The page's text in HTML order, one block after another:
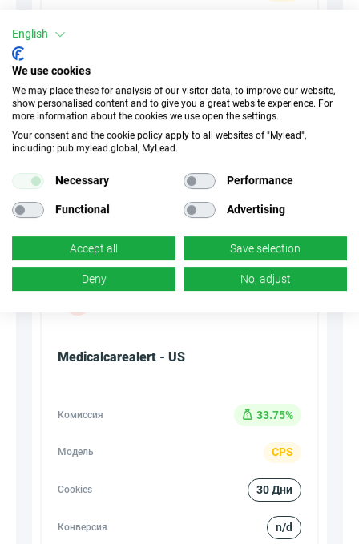
Конверсия
Summarize with AI
Medicalcarealert - US
Комиссия 33.75%
Модель CPS
Cookies 30 Дни
Конверсия n/d
English
We use cookies
We may place these for analysis of our visitor data, to improve our website,
show personalised content and to give you a great website experience. For
more information about the cookies we use open the settings.
Your consent and the cookie policy apply to all websites of "Mylead",
including: pub.mylead.global, MyLead.
Necessary Performance
Functional Advertising
Accept all Save selection
Deny No, adjust